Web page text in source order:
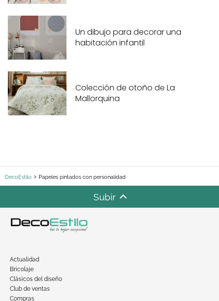
Un dibujo para decorar una
habitación infantil
Colección de otoño de La
Mallorquina
DecoEstilo Papeles pintados con personalidad
Subir
Actualidad
Bricolaje
Clásicos del diseño
Club de ventas
Compras